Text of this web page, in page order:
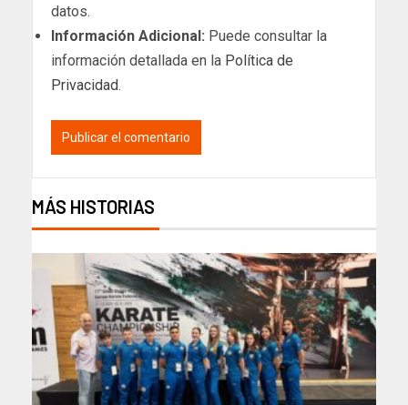
datos.
Información Adicional: Puede consultar la
información detallada en la Política de
Privacidad.
MÁS HISTORIAS